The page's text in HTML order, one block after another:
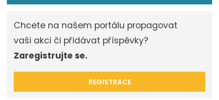
Chcete na našem portálu propagovat
vaši akci či přidávat příspěvky?
Zaregistrujte se.
REGISTRACE